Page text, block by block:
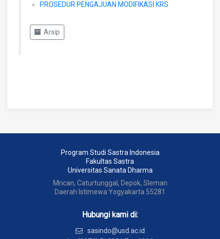
PROSEDUR PENGAJUAN MODIFIKASI KRS
Arsip
Program Studi Sastra Indonesia
Fakultas Sastra
Universitas Sanata Dharma
Mrican, Caturtunggal, Depok, Sleman
Daerah Istimewa Yogyakarta 55281
Hubungi kami di:
sasindo@usd.ac.id